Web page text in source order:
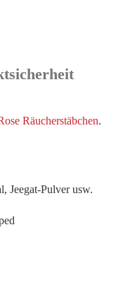
Räucherstäbchen.
Jeegat-Pulver usw.